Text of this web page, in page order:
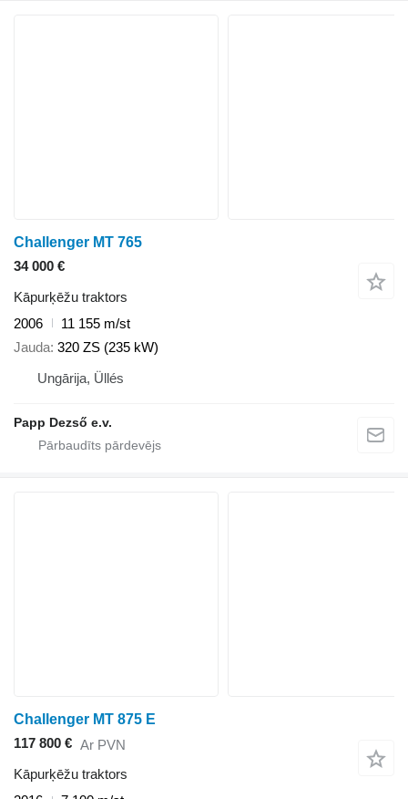
Challenger MT 765
34 000 €
Kāpurķēžu traktors
2006
11 155 m/st
Jauda 320 ZS (235 kW)
Ungārija, Üllés
Papp Dezső e.v.
Challenger MT 875 E
117 800 € Ar PVN
Kāpurķēžu traktors